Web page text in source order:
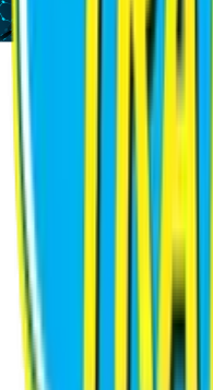
+
Anos
+